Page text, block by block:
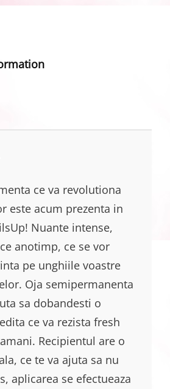
ce va revolutiona
este acum prezenta in
Nuante intense,
anotimp, ce se vor
pe unghiile voastre
Oja semipermanenta
sa dobandesti o
ce va rezista fresh
Recipientul are o
ce te va ajuta sa nu
aplicarea se efectueaza